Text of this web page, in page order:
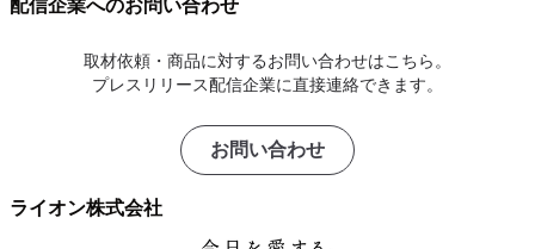
配信企業へのお問い合わせ
取材依頼・商品に対するお問い合わせはこちら。
プレスリリース配信企業に直接連絡できます。
お問い合わせ
ライオン株式会社